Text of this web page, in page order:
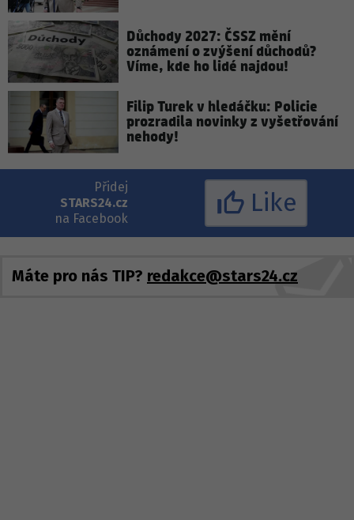
Důchody 2027: ČSSZ mění
oznámení o zvýšení důchodů?
Víme, kde ho lidé najdou!
Filip Turek v hledáčku: Policie
prozradila novinky z vyšetřování
nehody!
Přidej
STARS24.cz
na Facebook
Like
Máte pro nás TIP? redakce@stars24.cz